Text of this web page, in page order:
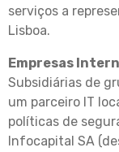
serviços a
Lisboa.
Empresas
Subsidiárias de
um parceiro IT
políticas de
Infocapital SA